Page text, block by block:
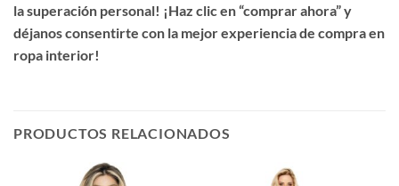
la superación personal! ¡Haz clic en “comprar ahora” y
déjanos consentirte con la mejor experiencia de compra en
ropa interior!
PRODUCTOS RELACIONADOS